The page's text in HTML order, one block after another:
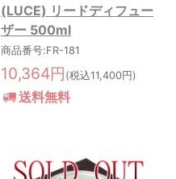
(LUCE) リードディフュー
ザー 500ml
商品番号:FR-181
10,364円 (税込11,400円)
送料無料